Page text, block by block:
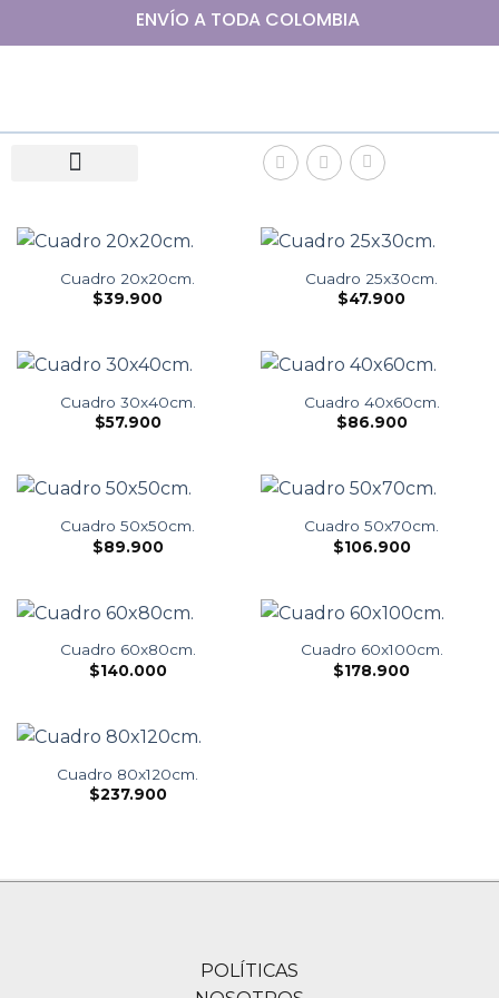
ENVÍO A TODA COLOMBIA
Cuadro 20x20cm.
$39.900
Cuadro 25x30cm.
$47.900
Cuadro 30x40cm.
$57.900
Cuadro 40x60cm.
$86.900
Cuadro 50x50cm.
$89.900
Cuadro 50x70cm.
$106.900
Cuadro 60x80cm.
$140.000
Cuadro 60x100cm.
$178.900
Cuadro 80x120cm.
$237.900
POLÍTICAS